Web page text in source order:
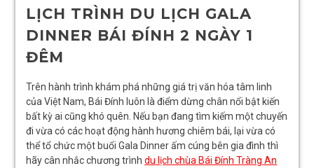
LỊCH TRÌNH DU LỊCH GALA
DINNER BÁI ĐÍNH 2 NGÀY 1
ĐÊM
Trên hành trình khám phá những giá trị văn hóa tâm linh
của Việt Nam, Bái Đính luôn là điểm dừng chân nổi bật kiến
bất kỳ ai cũng khó quên. Nếu bạn đang tìm kiếm một chuyến
đi vừa có các hoạt động hành hương chiêm bái, lại vừa có
thể tổ chức một buổi Gala Dinner ấm cúng bên gia đình thì
hãy cân nhắc chương trình du lịch chùa Bái Đính Tràng An